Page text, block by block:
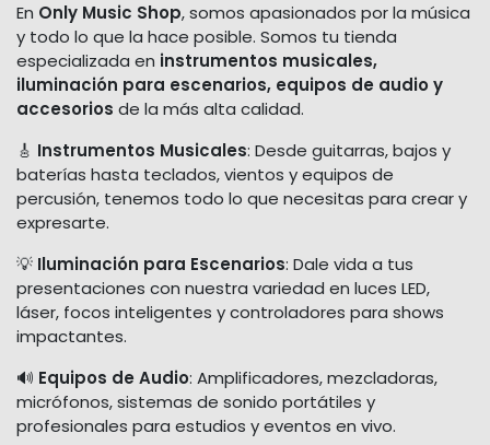
En Only Music Shop, somos apasionados por la música
y todo lo que la hace posible. Somos tu tienda
especializada en instrumentos musicales,
iluminación para escenarios, equipos de audio y
accesorios de la más alta calidad.
🎸 Instrumentos Musicales: Desde guitarras, bajos y
baterías hasta teclados, vientos y equipos de
percusión, tenemos todo lo que necesitas para crear y
expresarte.
💡 Iluminación para Escenarios: Dale vida a tus
presentaciones con nuestra variedad en luces LED,
láser, focos inteligentes y controladores para shows
impactantes.
🔊 Equipos de Audio: Amplificadores, mezcladoras,
micrófonos, sistemas de sonido portátiles y
profesionales para estudios y eventos en vivo.